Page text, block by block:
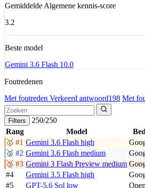
Gemiddelde Algemene kennis-score
3.2
Beste model
Gemini 3.6 Flash 10.0
Foutredenen
Met foutreden Verkeerd antwoord198 Met
Filters
250/250
Rang
Model
🥇 #1 Gemini 3.6 Flash high
🥈 #2 Gemini 3.6 Flash medium
🥉 #3 Gemini 3 Flash Preview medium
#4
Gemini 3.5 Flash high
#5
GPT-5.6 Sol low